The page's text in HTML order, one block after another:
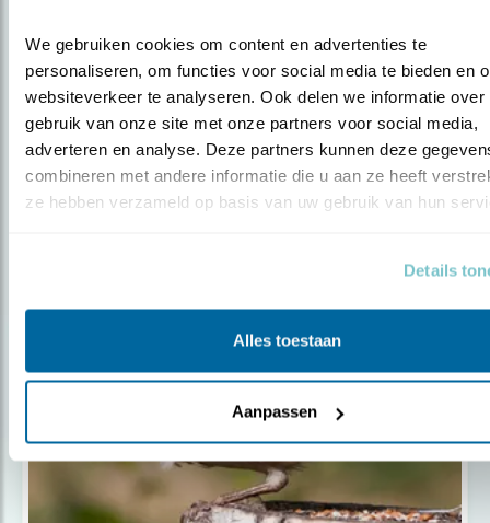
We gebruiken cookies om content en advertenties te
personaliseren, om functies voor social media te bieden en
websiteverkeer te analyseren. Ook delen we informatie over
gebruik van onze site met onze partners voor social media,
adverteren en analyse. Deze partners kunnen deze
combineren met andere informatie die u aan ze heeft
ze hebben verzameld op basis van uw gebruik van hun
Details
Alles toestaan
Aanpassen
LID VAN DE LEDENRAAD: ARDA VAN
DER LEE
Door Ellis Samsom